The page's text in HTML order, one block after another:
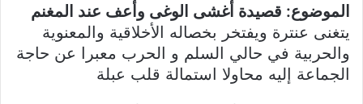
الموضوع: قصيدة أغشى الوغى وأعف عند المغنم
يتغنى عنترة ويفتخر بخصاله الأخلاقية والمعنوية
والحربية في حالي السلم و الحرب معبرا عن حاجة
الجماعة إليه محاولا استمالة قلب عبلة